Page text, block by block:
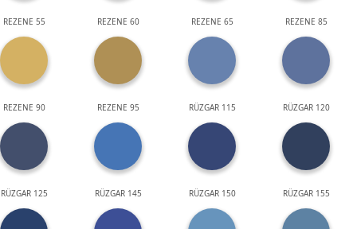
REZENE 55 REZENE 60 REZENE 65 REZENE 85
REZENE 90 REZENE 95 RÜZGAR 115 RÜZGAR 120
RÜZGAR 125 RÜZGAR 145 RÜZGAR 150 RÜZGAR 155